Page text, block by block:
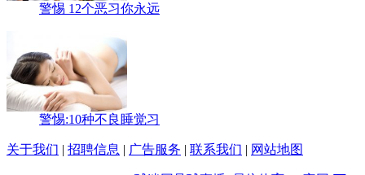
警惕 12个恶习你永远
警惕:10种不良睡觉习
关于我们 | 招聘信息 | 广告服务 | 联系我们 | 网站地图